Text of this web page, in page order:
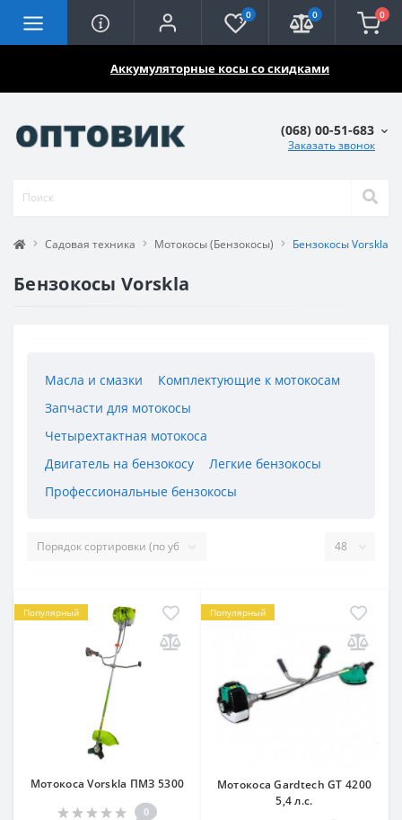
Аккумуляторные косы со скидками
0 0 0
(068) 00-51-683
Заказать звонок
Садовая техника Мотокосы (Бензокосы) Бензокосы Vorskla
Бензокосы Vorskla
Масла и смазки
Комплектующие к мотокосам
Запчасти для мотокосы
Четырехтактная мотокоса
Двигатель на бензокосу
Легкие бензокосы
Профессиональные бензокосы
Популярный
Мотокоса Vorskla ПМЗ 5300
0
Популярный
Мотокоса Gardtech GT 4200
5,4 л.с.